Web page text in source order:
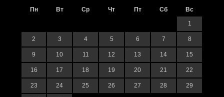
Пн
Вт Ср Чт Пт Сб Вс
1
2 3 4 5 6 7 8
9 10 11 12 13 14 15
16 17 18 19 20 21 22
23 24 25 26 27 28 29